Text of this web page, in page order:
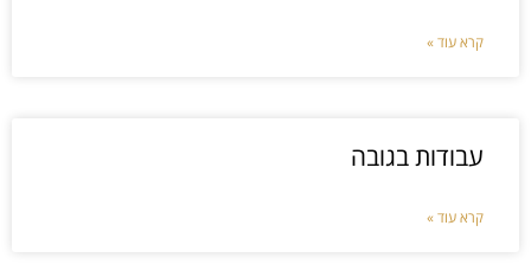
קרא עוד »
עבודות בגובה
קרא עוד »